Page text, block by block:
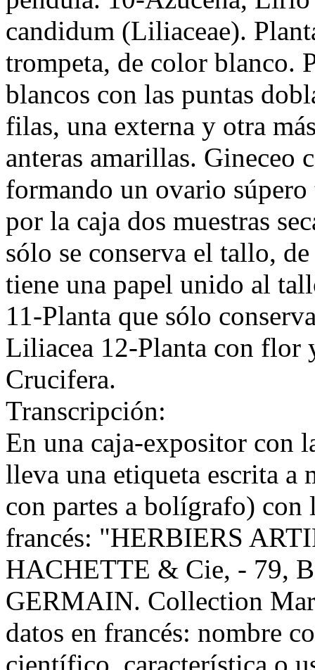
candidum (Liliaceae).
trompeta, de color blanco.
blancos con las puntas
filas, una externa y otra
anteras amarillas. Gineceo
formando un ovario
por la caja dos muestras
sólo se conserva el tallo,
tiene una papel unido al
11-Planta que sólo
Liliacea 12-Planta con flor
Crucifera.
Transcripción:
En una caja-expositor con
lleva una etiqueta escrita
con partes a bolígrafo)
francés: "HERBIERS
HACHETTE & Cie, - 79,
GERMAIN. Collection
datos en francés: nombre
científico, característica o